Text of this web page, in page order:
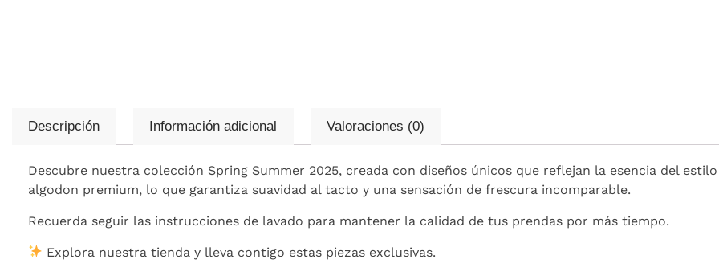
Descripción Información adicional Valoraciones (0)
Descubre nuestra colección Spring Summer 2025, creada con diseños únicos que reflejan la esencia del
algodon premium, lo que garantiza suavidad al tacto y una sensación de frescura incomparable.
Recuerda seguir las instrucciones de lavado para mantener la calidad de tus prendas por más tiempo.
Explora nuestra tienda y lleva contigo estas piezas exclusivas.